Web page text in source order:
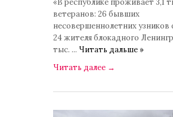
«В республике проживает 3,1
ветеранов: 26 бывших
несовершеннолетних
24 жителя блокадного
тыс. ... Читать дальше »
Читать далее →